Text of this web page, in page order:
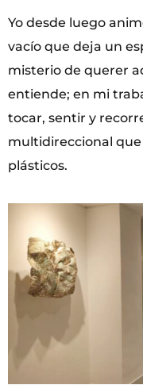
Yo desde luego
vacío que deja un
misterio de querer
entiende; en mi
tocar, sentir y
multidireccional
plásticos.